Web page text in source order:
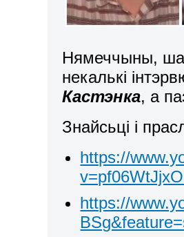
Нямеччыны,
некалькі
Кастэнка, а
Знайсьці і
https://
https://